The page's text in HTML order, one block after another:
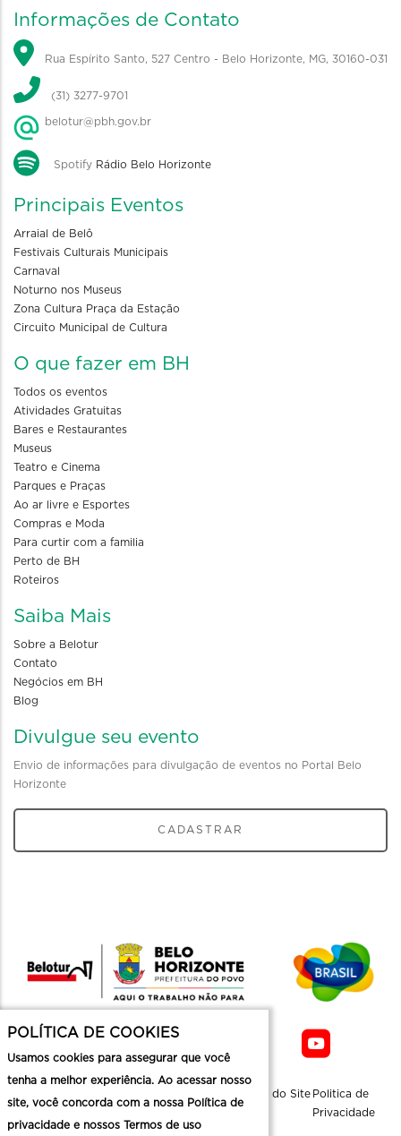
Informações de Contato
Rua Espírito Santo, 527 Centro - Belo Horizonte, MG, 30160-031
(31) 3277-9701
belotur@pbh.gov.br
Spotify Rádio Belo Horizonte
Principais Eventos
Arraial de Belô
Festivais Culturais Municipais
Carnaval
Noturno nos Museus
Zona Cultura Praça da Estação
Circuito Municipal de Cultura
O que fazer em BH
Todos os eventos
Atividades Gratuitas
Bares e Restaurantes
Museus
Teatro e Cinema
Parques e Praças
Ao ar livre e Esportes
Compras e Moda
Para curtir com a familia
Perto de BH
Roteiros
Saiba Mais
Sobre a Belotur
Contato
Negócios em BH
Blog
Divulgue seu evento
Envio de informações para divulgação de eventos no Portal Belo
Horizonte
CADASTRAR
Mapa do Site Politica de
Privacidade
POLÍTICA DE COOKIES
Usamos cookies para assegurar que você
tenha a melhor experiência. Ao acessar nosso
site, você concorda com a nossa Política de
privacidade e nossos Termos de uso